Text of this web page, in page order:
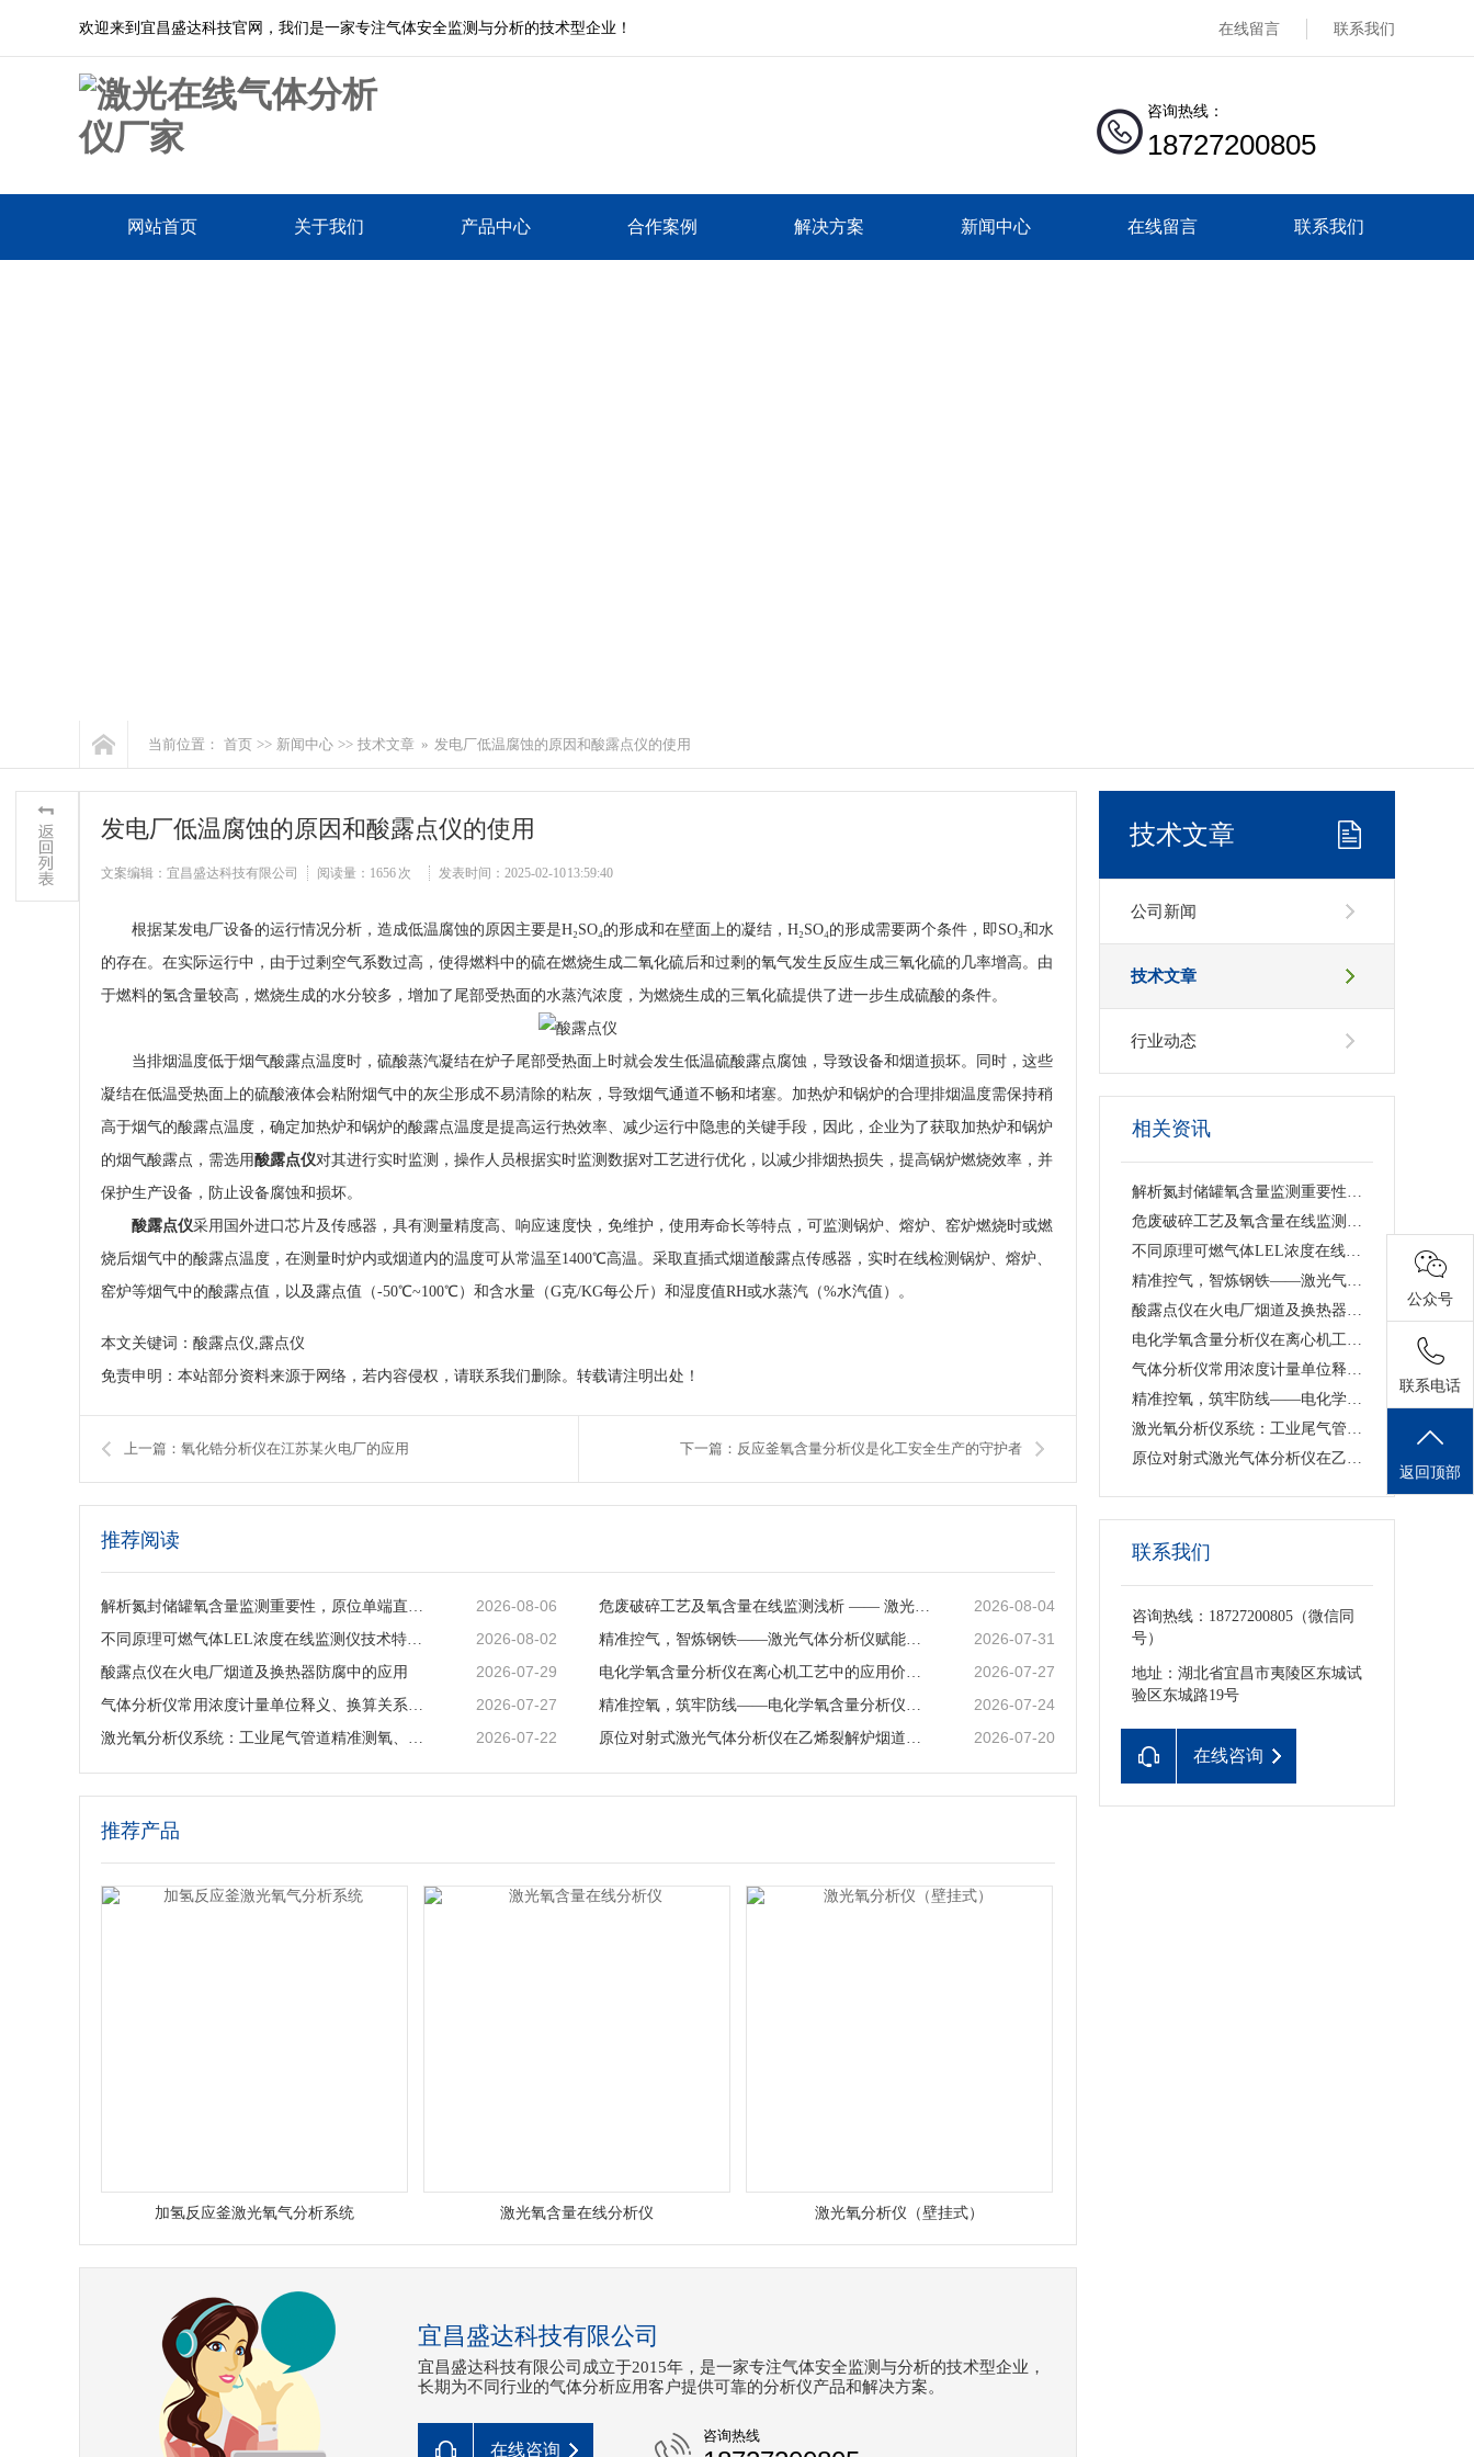
欢迎来到宜昌盛达科技官网，我们是一家专注气体安全监测与分析的技术型企业！ 在线留言 联系我们
咨询热线：
18727200805
网站首页 关于我们 产品中心 合作案例 解决方案 新闻中心 在线留言 联系我们
当前位置： 首页 >> 新闻中心 >> 技术文章 » 发电厂低温腐蚀的原因和酸露点仪的使用
发电厂低温腐蚀的原因和酸露点仪的使用
文案编辑：宜昌盛达科技有限公司 阅读量： 1656 次 发表时间：2025-02-10 13:59:40
根据某发电厂设备的运行情况分析，造成低温腐蚀的原因主要是H₂SO₄的形成和在壁面上的凝结，H₂SO₄的形成需要两个条件，即SO₃和水
的存在。在实际运行中，由于过剩空气系数过高，使得燃料中的硫在燃烧生成二氧化硫后和过剩的氧气发生反应生成三氧化硫的几率增高。由
于燃料的氢含量较高，燃烧生成的水分较多，增加了尾部受热面的水蒸汽浓度，为燃烧生成的三氧化硫提供了进一步生成硫酸的条件。
当排烟温度低于烟气酸露点温度时，硫酸蒸汽凝结在炉子尾部受热面上时就会发生低温硫酸露点腐蚀，导致设备和烟道损坏。同时，这些
凝结在低温受热面上的硫酸液体会粘附烟气中的灰尘形成不易清除的粘灰，导致烟气通道不畅和堵塞。加热炉和锅炉的合理排烟温度需保持稍
高于烟气的酸露点温度，确定加热炉和锅炉的酸露点温度是提高运行热效率、减少运行中隐患的关键手段，因此，企业为了获取加热炉和锅炉
的烟气酸露点，需选用酸露点仪对其进行实时监测，操作人员根据实时监测数据对工艺进行优化，以减少排烟热损失，提高锅炉燃烧效率，并
保护生产设备，防止设备腐蚀和损坏。
酸露点仪采用国外进口芯片及传感器，具有测量精度高、响应速度快，免维护，使用寿命长等特点，可监测锅炉、熔炉、窑炉燃烧时或燃
烧后烟气中的酸露点温度，在测量时炉内或烟道内的温度可从常温至1400℃高温。采取直插式烟道酸露点传感器，实时在线检测锅炉、熔炉、
窑炉等烟气中的酸露点值，以及露点值（-50℃~100℃）和含水量（G克/KG每公斤）和湿度值RH或水蒸汽（%水汽值）。
本文关键词：酸露点仪,露点仪
免责申明：本站部分资料来源于网络，若内容侵权，请联系我们删除。转载请注明出处！
上一篇：氧化锆分析仪在江苏某火电厂的应用 下一篇：反应釜氧含量分析仪是化工安全生产的守护者
推荐阅读
解析氮封储罐氧含量监测重要性，原位单端直插激光气体分析仪的落地应用与工艺价值 2026-08-06 危废破碎工艺及氧含量在线监测浅析 —— 激光气体分析仪在工艺安全中的应用 2026-08-04
不同原理可燃气体LEL浓度在线监测仪技术特点及工业选型指南 2026-08-02 精准控气，智炼钢铁——激光气体分析仪赋能钢铁冶炼高效低碳生产 2026-07-31
酸露点仪在火电厂烟道及换热器防腐中的应用 2026-07-29 电化学氧含量分析仪在离心机工艺中的应用价值与产品解析 2026-07-27
气体分析仪常用浓度计量单位释义、换算关系及适用场景说明 2026-07-27 精准控氧，筑牢防线——电化学氧含量分析仪在反应釜工艺中的深度应用 2026-07-24
激光氧分析仪系统：工业尾气管道精准测氧、筑牢工艺安全防线 2026-07-22 原位对射式激光气体分析仪在乙烯裂解炉烟道CO检测中的应用 2026-07-20
推荐产品
加氢反应釜激光氧气分析系统 激光氧含量在线分析仪 激光氧分析仪（壁挂式）
宜昌盛达科技有限公司
宜昌盛达科技有限公司成立于2015年，是一家专注气体安全监测与分析的技术型企业，
长期为不同行业的气体分析应用客户提供可靠的分析仪产品和解决方案。
在线咨询
咨询热线
技术文章
公司新闻
技术文章
行业动态
相关资讯
解析氮封储罐氧含量监测重要性，原位单端直插激光气体分析仪的落地应用与工艺价值
危废破碎工艺及氧含量在线监测浅析 —— 激光气体分析仪在工艺安全中的应用
不同原理可燃气体LEL浓度在线监测仪技术特点及工业选型指南
精准控气，智炼钢铁——激光气体分析仪赋能钢铁冶炼高效低碳生产
酸露点仪在火电厂烟道及换热器防腐中的应用
电化学氧含量分析仪在离心机工艺中的应用价值与产品解析
气体分析仪常用浓度计量单位释义、换算关系及适用场景说明
精准控氧，筑牢防线——电化学氧含量分析仪在反应釜工艺中的深度应用
激光氧分析仪系统：工业尾气管道精准测氧、筑牢工艺安全防线
原位对射式激光气体分析仪在乙烯裂解炉烟道CO检测中的应用
联系我们
咨询热线：18727200805（微信同
号）
地址：湖北省宜昌市夷陵区东城试
验区东城路19号
在线咨询
公众号
联系电话
返回顶部